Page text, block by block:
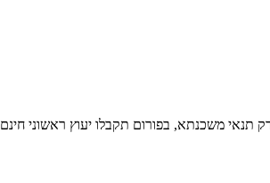
תנאי משכנתא, בפורום תקבלו יעוץ ראשוני